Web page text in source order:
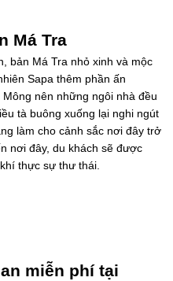
Má Tra
bản Má Tra nhỏ xinh và mộc
Sapa thêm phần ấn
nên những ngôi nhà đều
tà buông xuống lại nghi ngút
làm cho cảnh sắc nơi đây trở
nơi đây, du khách sẽ được
thực sự thư thái.
miễn phí tại